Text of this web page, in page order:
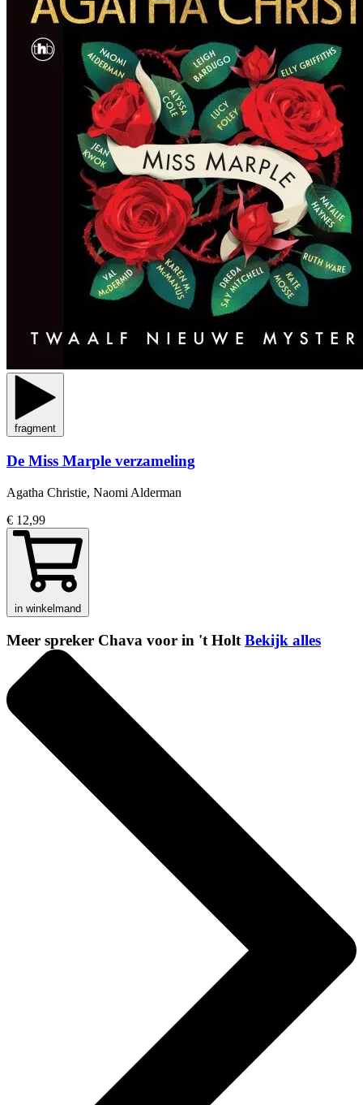
fragment
De Miss Marple verzameling
Agatha Christie, Naomi Alderman
€ 12,99
in winkelmand
Meer spreker Chava voor in 't HoltBekijk alles